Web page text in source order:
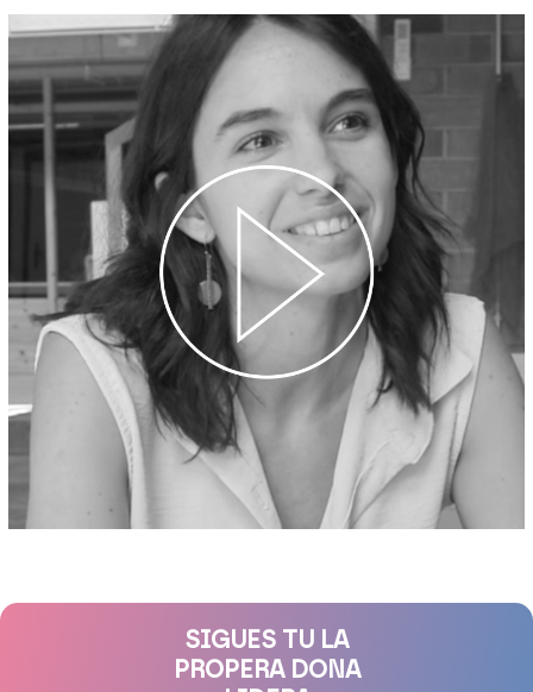
SIGUES TU LA
PROPERA DONA